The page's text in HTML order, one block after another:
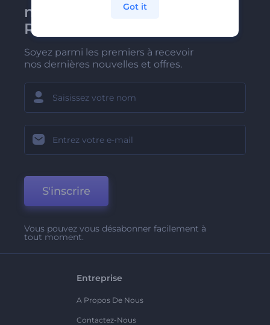
newsletter de
Renderforest
Soyez parmi les premiers à recevoir
nos dernières nouvelles et offres.
S'inscrire
Vous pouvez vous désabonner facilement à
tout moment.
Entreprise
A Propos De Nous
Contactez-Nous
Got it